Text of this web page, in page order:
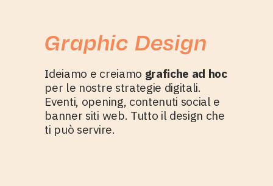
Graphic Design
Ideiamo e creiamo grafiche ad hoc
per le nostre strategie digitali.
Eventi, opening, contenuti social e
banner siti web. Tutto il design che
ti può servire.